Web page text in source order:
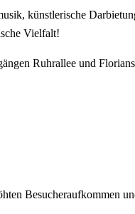
künstlerische
Vielfalt!
Ruhrallee und
Besucheraufkommen